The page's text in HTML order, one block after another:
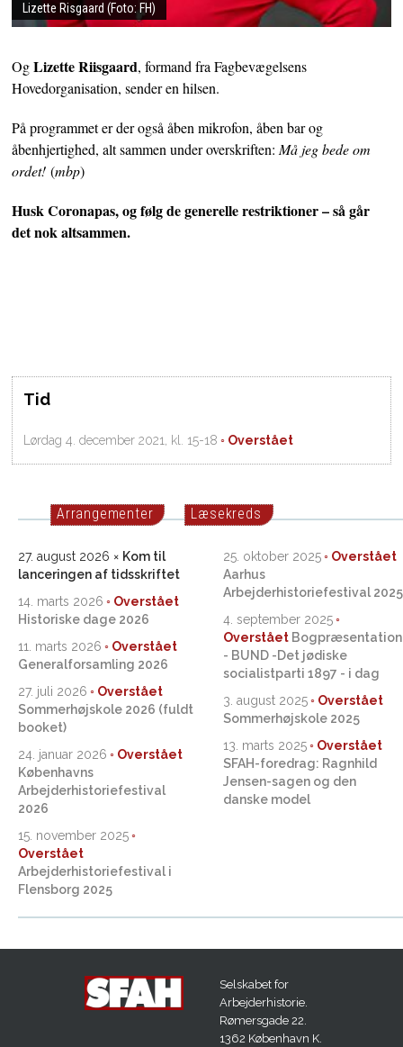
Lizette Risgaard (Foto: FH)
OgLizette Riisgaard, formand fra Fagbevægelsens
Hovedorganisation, sender en hilsen.
På programmet er der også åben mikrofon, åben bar og
åbenhjertighed, alt sammen under overskriften: Må jeg bede om
ordet!(mbp)
Husk Coronapas, og følg de generelle restriktioner – så går
det nok altsammen.
Tid
Lørdag 4. december 2021, kl. 15-18
Arrangementer Læsekreds
27. august 2026
Kom til
lanceringen af tidsskriftet
14. marts 2026
Historiske dage 2026
11. marts 2026
Generalforsamling 2026
27. juli 2026
Sommerhøjskole 2026 (fuldt
booket)
24. januar 2026
Københavns
Arbejderhistoriefestival
2026
15. november 2025
Arbejderhistoriefestival i
Flensborg 2025
25. oktober 2025
Aarhus
Arbejderhistoriefestival 2025
4. september 2025
Bogpræsentation
- BUND -Det jødiske
socialistparti 1897 - i dag
3. august 2025
Sommerhøjskole 2025
13. marts 2025
SFAH-foredrag: Ragnhild
Jensen-sagen og den
danske model
Selskabet for
Arbejderhistorie.
Rømersgade 22.
1362 København K.